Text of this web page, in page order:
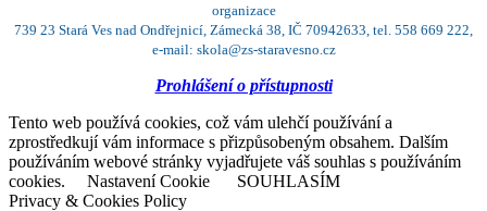
organizace
739 23 Stará Ves nad Ondřejnicí, Zámecká 38, IČ 70942633, tel. 558 669 222,
e-mail: skola@zs-staravesno.cz
Prohlášení o přístupnosti
Tento web používá cookies, což vám ulehčí používání a
zprostředkují vám informace s přizpůsobeným obsahem. Dalším
používáním webové stránky vyjadřujete váš souhlas s používáním
cookies.
Nastavení Cookie
SOUHLASÍM
Privacy & Cookies Policy